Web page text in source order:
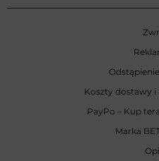
Koszty dostawy i
PayPo – Kup
Marka